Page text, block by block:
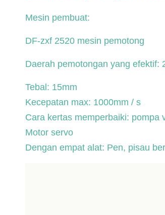
Mesin pembuat:
DF-zxf 2520 mesin pemotong
Daerah pemotongan yang efektif:
Tebal: 15mm
Kecepatan max: 1000mm / s
Cara kertas memperbaiki: pompa
Motor servo
Dengan empat alat: Pen, pisau